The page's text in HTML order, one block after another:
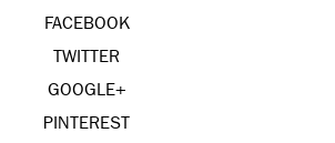
FACEBOOK
TWITTER
GOOGLE+
PINTEREST